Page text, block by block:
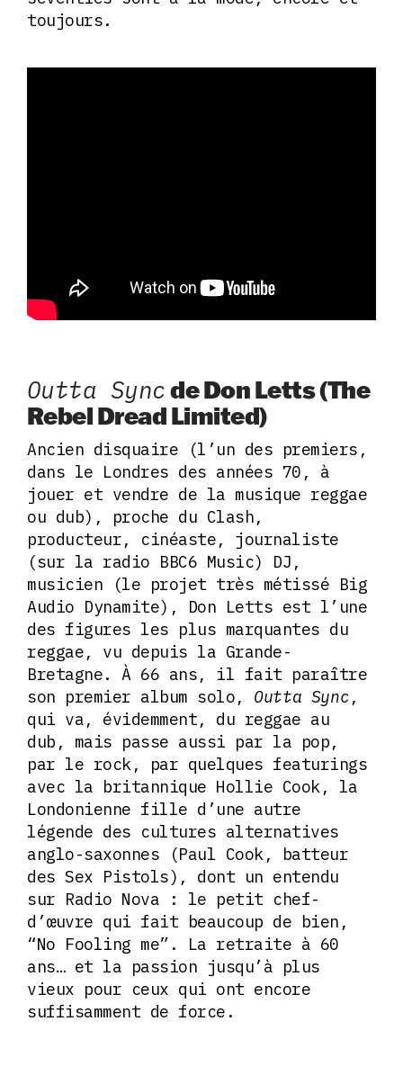
toujours.
Outta Syncde Don Letts (The
Rebel Dread Limited)
Ancien disquaire (l’un des premiers,
dans le Londres des années 70, à
jouer et vendre de la musique reggae
ou dub), proche du Clash,
producteur, cinéaste, journaliste
(sur la radio BBC6 Music) DJ,
musicien (le projet très métissé Big
Audio Dynamite), Don Letts est l’une
des figures les plus marquantes du
reggae, vu depuis la Grande-
Bretagne. À 66 ans, il fait paraître
son premier album solo, Outta Sync,
qui va, évidemment, du reggae au
dub, mais passe aussi par la pop,
par le rock, par quelques featurings
avec la britannique Hollie Cook, la
Londonienne fille d’une autre
légende des cultures alternatives
anglo-saxonnes (Paul Cook, batteur
des Sex Pistols), dont un entendu
sur Radio Nova : le petit chef-
d’œuvre qui fait beaucoup de bien,
“No Fooling me”. La retraite à 60
ans… et la passion jusqu’à plus
vieux pour ceux qui ont encore
suffisamment de force.